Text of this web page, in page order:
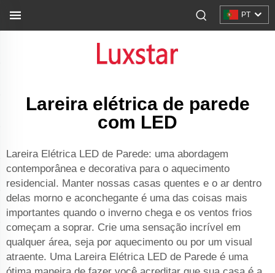
PT
Lareira elétrica de parede
com LED
Lareira Elétrica LED de Parede: uma abordagem
contemporânea e decorativa para o aquecimento
residencial. Manter nossas casas quentes e o ar dentro
delas morno e aconchegante é uma das coisas mais
importantes quando o inverno chega e os ventos frios
começam a soprar. Crie uma sensação incrível em
qualquer área, seja por aquecimento ou por um visual
atraente. Uma Lareira Elétrica LED de Parede é uma